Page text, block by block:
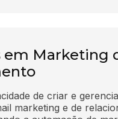
em Marketing
de criar e
marketing e de